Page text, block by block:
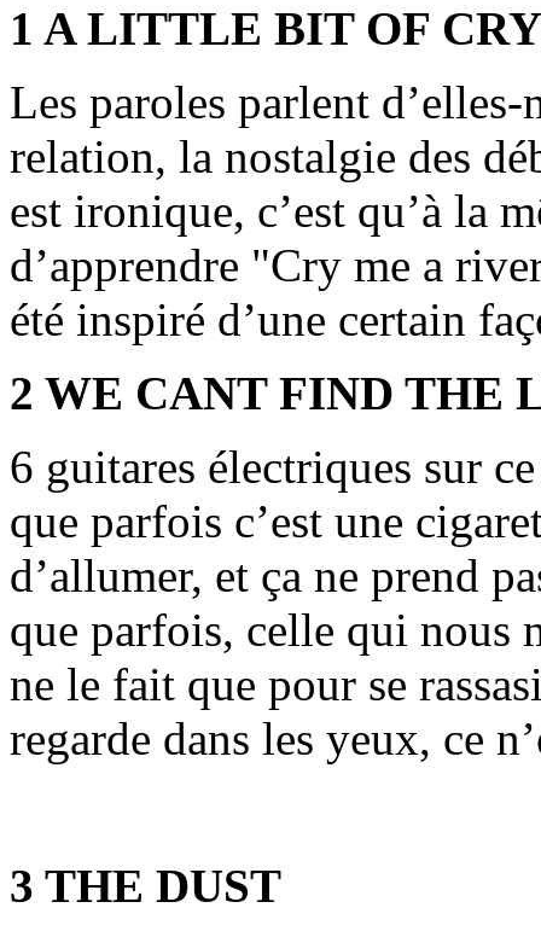
1 A LITTLE BIT OF
Les paroles parlent
relation, la nostalgie des
est ironique, c’est qu’à la
d’apprendre "Cry me a
été inspiré d’une certain
2 WE CANT FIND THE
6 guitares électriques sur
que parfois c’est une
d’allumer, et ça ne prend
que parfois, celle qui nous
ne le fait que pour se
regarde dans les yeux, ce
3 THE DUST